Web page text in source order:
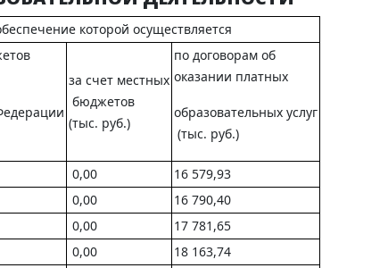
которой осуществляется
за счет местных
бюджетов
(тыс. руб.)
по договорам об
оказании платных
образовательных услуг
(тыс. руб.)
0,00
16 579,93
0,00
16 790,40
0,00
17 781,65
0,00
18 163,74